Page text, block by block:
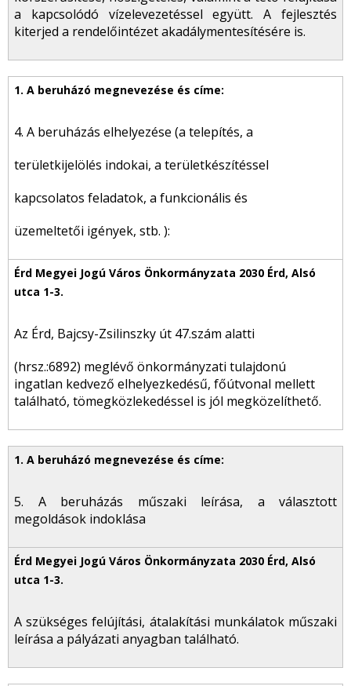
a kapcsolódó vízelevezetéssel együtt. A fejlesztés
kiterjed a rendelőintézet akadálymentesítésére is.
4. A beruházás elhelyezése (a telepítés, a
területkijelölés indokai, a területkészítéssel
kapcsolatos feladatok, a funkcionális és
üzemeltetői igények, stb. ):
Az Érd, Bajcsy-Zsilinszky út 47.szám alatti
(hrsz.:6892) meglévő önkormányzati tulajdonú
ingatlan kedvező elhelyezkedésű, főútvonal mellett
található, tömegközlekedéssel is jól megközelíthető.
5. A beruházás műszaki leírása, a választott
megoldások indoklása
A szükséges felújítási, átalakítási munkálatok műszaki
leírása a pályázati anyagban található.